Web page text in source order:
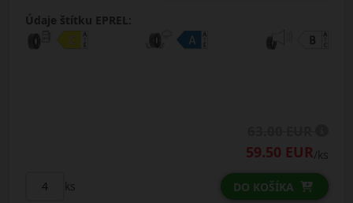
Údaje štítku EPREL:
59.50 EUR/ks
ks DO KOŠÍKA